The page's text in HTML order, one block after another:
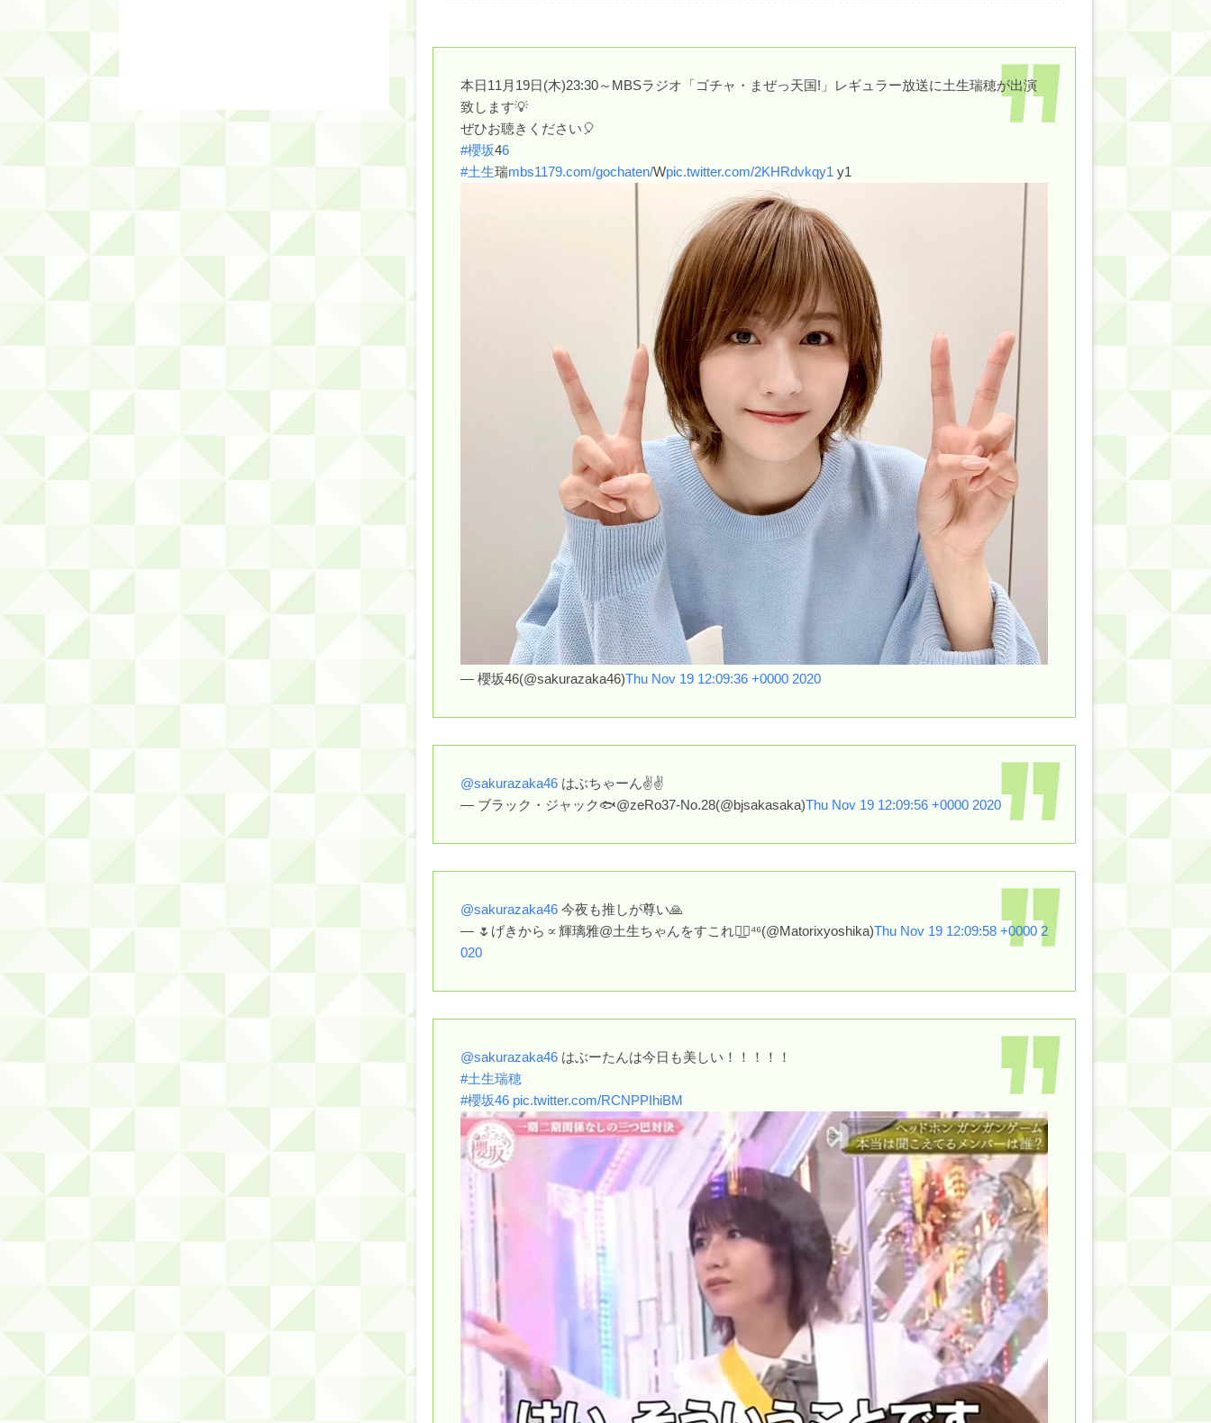
【櫻坂46】ミーグリで喧嘩！？山下瞳月、これはマジギレしてる
【日向坂46】この月、何かあるのか！？『お願いバッハ！』ミーグリ日程がこちら
【速報】中村麗乃ちゃんの思い出、挙げてけwwwwwwwwwww
【朗報】増田三莉音さんの生足wwwwwwwwwwww
【朗報】増田三莉音さんの生足wwwwwwwwwwww
【川﨑桜】まあ、でも筑駒は断れないだろ？
筒井あやめ、アレをチラリ。こういう偶然の方が官能的だよな？
本日11月19日(木)23:30～MBSラジオ「ゴチャ・まぜっ天国!」レギュラー放送に土生瑞穂が出演
致します💡
ぜひお聴きください🎈
#櫻坂46
#土生瑞mbs1179.com/gochaten/Wpic.twitter.com/2KHRdvkqy1 y1
— 櫻坂46(@sakurazaka46)Thu Nov 19 12:09:36 +0000 2020
@sakurazaka46 はぶちゃーん✌✌
— ブラック・ジャック🐟@zeRo37-No.28(@bjsakasaka)Thu Nov 19 12:09:56 +0000 2020
@sakurazaka46 今夜も推しが尊い🙏
— 🌷げきから∝輝璃雅@土生ちゃんをすこれ◢͟￨⁴⁶(@Matorixyoshika)Thu Nov 19 12:09:58 +0000 2
020
@sakurazaka46 はぶーたんは今日も美しい！！！！！
#土生瑞穂
#櫻坂46 pic.twitter.com/RCNPPIhiBM